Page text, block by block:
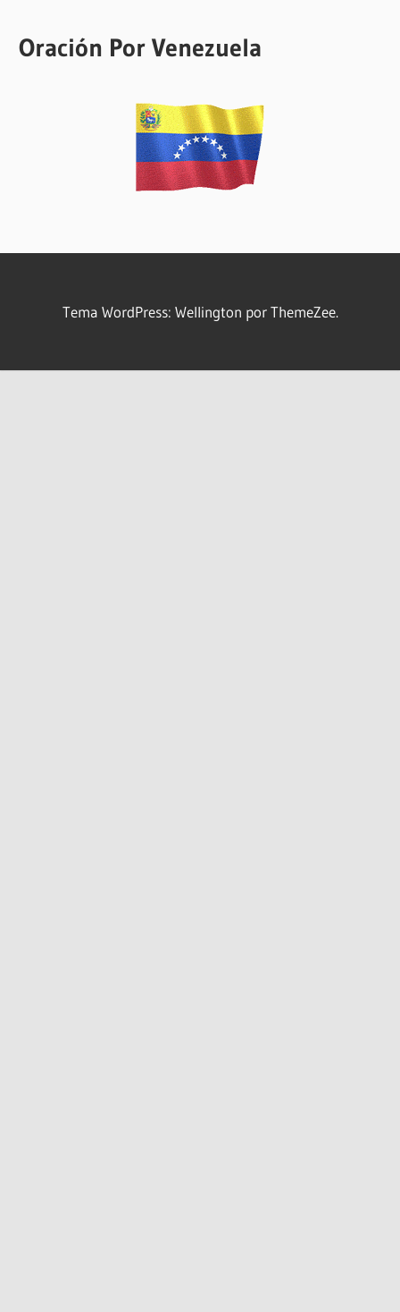
Oración Por Venezuela
Tema WordPress: Wellington por ThemeZee.